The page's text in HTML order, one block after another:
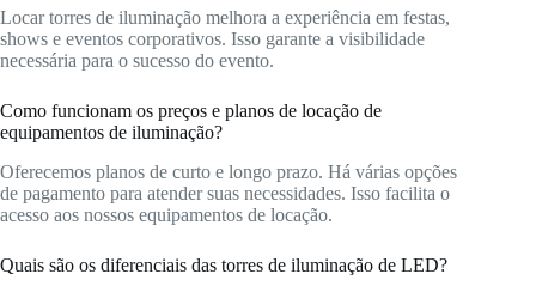
Locar torres de iluminação melhora a experiência em festas,
shows e eventos corporativos. Isso garante a visibilidade
necessária para o sucesso do evento.
Como funcionam os preços e planos de locação de
equipamentos de iluminação?
Oferecemos planos de curto e longo prazo. Há várias opções
de pagamento para atender suas necessidades. Isso facilita o
acesso aos nossos equipamentos de locação.
Quais são os diferenciais das torres de iluminação de LED?